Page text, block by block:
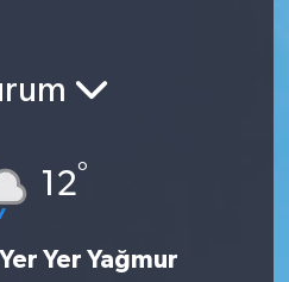
12°
Yer Yağmur